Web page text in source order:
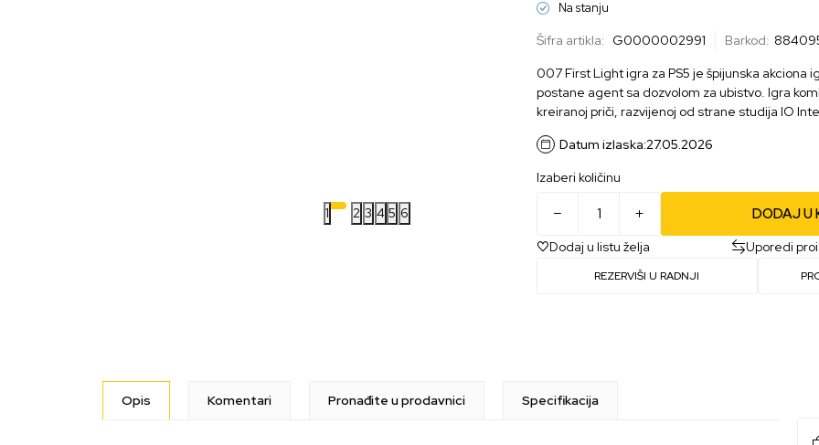
1 2 3 4 5 6
Na stanju
Šifra artikla: G0000002991 Barkod:
007 First Light igra za PS5 je špijunska
postane agent sa dozvolom za ubistvo. Igra
kreiranoj priči, razvijenoj od strane studija IO
Datum izlaska:27.05.2026
Izaberi količinu
DODAJ U
Dodaj u listu želja Uporedi
REZERVIŠI U RADNJI
Opis Komentari Pronađite u prodavnici Specifikacija